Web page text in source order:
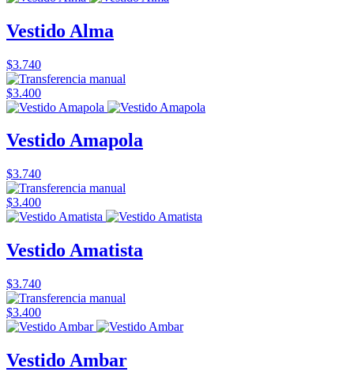
Vestido Alma
$3.740
$3.400
Vestido Amapola
$3.740
$3.400
Vestido Amatista
$3.740
$3.400
Vestido Ambar